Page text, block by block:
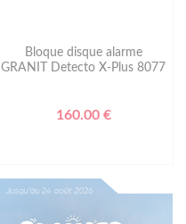
Bloque disque alarme
GRANIT Detecto X-Plus 8077
160.00 €